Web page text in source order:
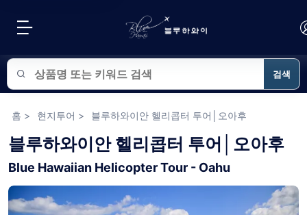
블루하와이 상품 검색
검색
홈 > 현지투어 > 블루하와이안 헬리콥터 투어│오아후
블루하와이안 헬리콥터 투어│오아후
Blue Hawaiian Helicopter Tour - Oahu